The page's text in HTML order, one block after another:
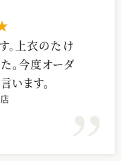
。上衣のたけ
。今度オーダ
います。